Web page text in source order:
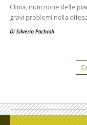
Clima, nutrizione delle
gravi problemi nella
Di Silverio Pachioli